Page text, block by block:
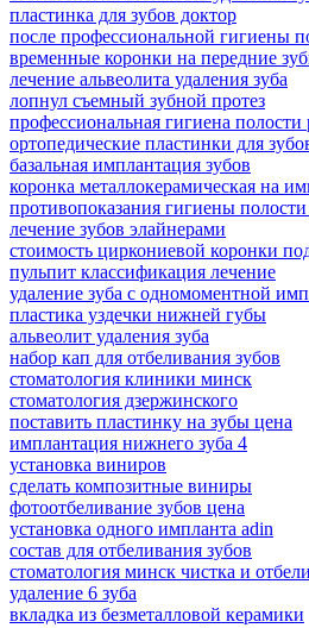
пластинка для зубов доктор
после профессиональной гигиены
временные коронки на передние
лечение альвеолита удаления зуба
лопнул съемный зубной протез
профессиональная гигиена полости
ортопедические пластинки для
базальная имплантация зубов
коронка металлокерамическая на
противопоказания гигиены полости
лечение зубов элайнерами
стоимость циркониевой коронки
пульпит классификация лечение
удаление зуба с одномоментной
пластика уздечки нижней губы
альвеолит удаления зуба
набор кап для отбеливания зубов
стоматология клиники минск
стоматология дзержинского
поставить пластинку на зубы цена
имплантация нижнего зуба 4
установка виниров
сделать композитные виниры
фотоотбеливание зубов цена
установка одного импланта adin
состав для отбеливания зубов
стоматология минск чистка и
удаление 6 зуба
вкладка из безметалловой керамики